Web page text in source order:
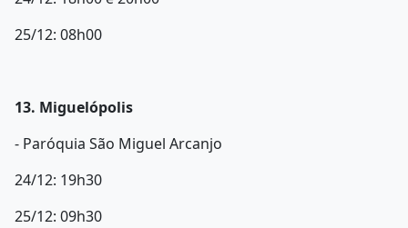
25/12: 08h00
13. Miguelópolis
- Paróquia São Miguel Arcanjo
24/12: 19h30
25/12: 09h30